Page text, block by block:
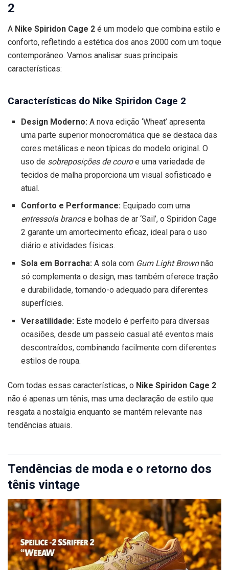
2
A Nike Spiridon Cage 2 é um modelo que combina estilo e
conforto, refletindo a estética dos anos 2000 com um toque
contemporâneo. Vamos analisar suas principais
características:
Características do Nike Spiridon Cage 2
Design Moderno: A nova edição ‘Wheat’ apresenta
uma parte superior monocromática que se destaca das
cores metálicas e neon típicas do modelo original. O
uso de sobreposições de couroe uma variedade de
tecidos de malha proporciona um visual sofisticado e
atual.
Conforto e Performance:Equipado com uma
entressola brancae bolhas de ar ‘Sail’, o Spiridon Cage
2 garante um amortecimento eficaz, ideal para o uso
diário e atividades físicas.
Sola em Borracha:A sola com Gum Light Brownnão
só complementa o design, mas também oferece tração
e durabilidade, tornando-o adequado para diferentes
superfícies.
Versatilidade:Este modelo é perfeito para diversas
ocasiões, desde um passeio casual até eventos mais
descontraídos, combinando facilmente com diferentes
estilos de roupa.
Com todas essas características, o Nike Spiridon Cage 2
não é apenas um tênis, mas uma declaração de estilo que
resgata a nostalgia enquanto se mantém relevante nas
tendências atuais.
Tendências de moda e o retorno dos
tênis vintage